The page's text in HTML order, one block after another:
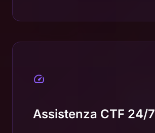
Assistenza CTF 24/7